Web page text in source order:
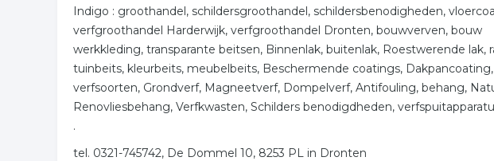
Indigo : groothandel, schildersgroothandel, schildersbenodigheden,
verfgroothandel Harderwijk, verfgroothandel Dronten, bouwverven, bouw
werkkleding, transparante beitsen, Binnenlak, buitenlak, Roestwerende lak,
tuinbeits, kleurbeits, meubelbeits, Beschermende coatings,
verfsoorten, Grondverf, Magneetverf, Dompelverf, Antifouling, behang,
Renovliesbehang, Verfkwasten, Schilders benodigdheden,
.
tel. 0321-745742, De Dommel 10, 8253 PL in Dronten